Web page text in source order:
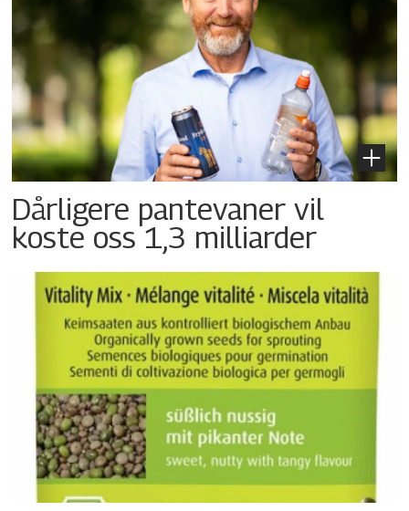
Dårligere pantevaner vil
koste oss 1,3 milliarder